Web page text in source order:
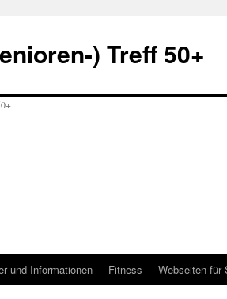
) Treff 50+
und Informationen Fitness Webseiten für